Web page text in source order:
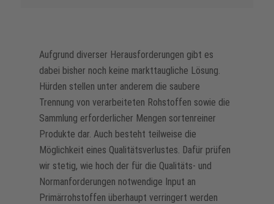
Aufgrund diverser Herausforderungen gibt es
dabei bisher noch keine markttaugliche Lösung.
Hürden stellen unter anderem die saubere
Trennung von verarbeiteten Rohstoffen sowie die
Sammlung erforderlicher Mengen sortenreiner
Produkte dar. Auch besteht teilweise die
Möglichkeit eines Qualitätsverlustes. Dafür prüfen
wir stetig, wie hoch der für die Qualitäts- und
Normanforderungen notwendige Input an
Primärrohstoffen überhaupt verringert werden